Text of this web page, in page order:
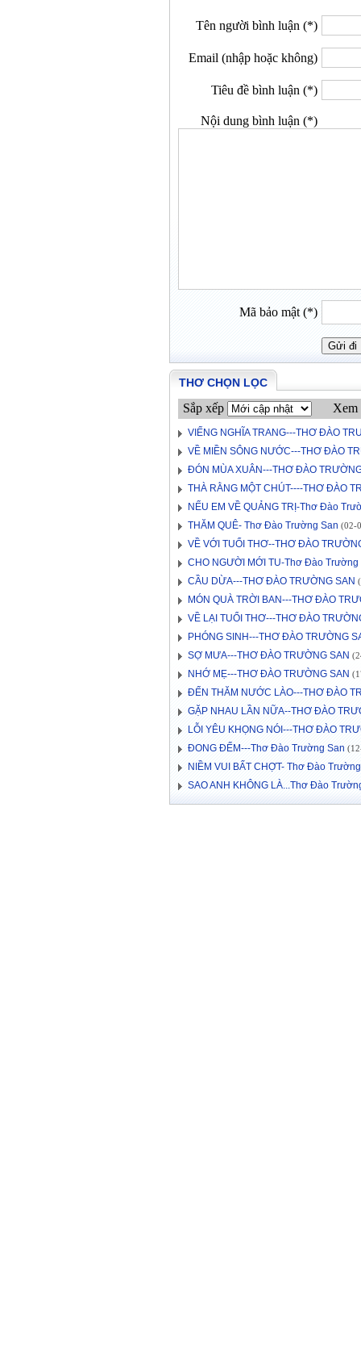
Tên người bình luận (*)
Email (nhập hoặc không)
Tiêu đề bình luận (*)
Nội dung bình luận (*)
Mã bảo mật (*)
THƠ CHỌN LỌC
Sắp xếp Xem
VIẾNG NGHĨA TRANG---THƠ ĐÀO
VỀ MIỀN SÔNG NƯỚC---THƠ ĐÀO
ĐÓN MÙA XUÂN---THƠ ĐÀO
THÀ RẰNG MỘT CHÚT----THƠ ĐÀO
NẾU EM VỀ QUẢNG TRỊ-Thơ Đào
THĂM QUÊ- Thơ Đào Trường San (02-
VỀ VỚI TUỔI THƠ--THƠ ĐÀO
CHO NGƯỜI MỚI TU-Thơ Đào Trường
CẦU DỪA---THƠ ĐÀO TRƯỜNG SAN
MÓN QUÀ TRỜI BAN---THƠ ĐÀO
VỀ LẠI TUỔI THƠ---THƠ ĐÀO
PHÓNG SINH---THƠ ĐÀO TRƯỜNG
SỢ MƯA---THƠ ĐÀO TRƯỜNG SAN
NHỚ MẸ---THƠ ĐÀO TRƯỜNG SAN
ĐẾN THĂM NƯỚC LÀO---THƠ ĐÀO
GẶP NHAU LẦN NỮA--THƠ ĐÀO
LỖI YÊU KHỌNG NÓI---THƠ ĐÀO
ĐONG ĐẾM---Thơ Đào Trường San
NIỀM VUI BẤT CHỢT- Thơ Đào
SAO ANH KHÔNG LÀ...Thơ Đào